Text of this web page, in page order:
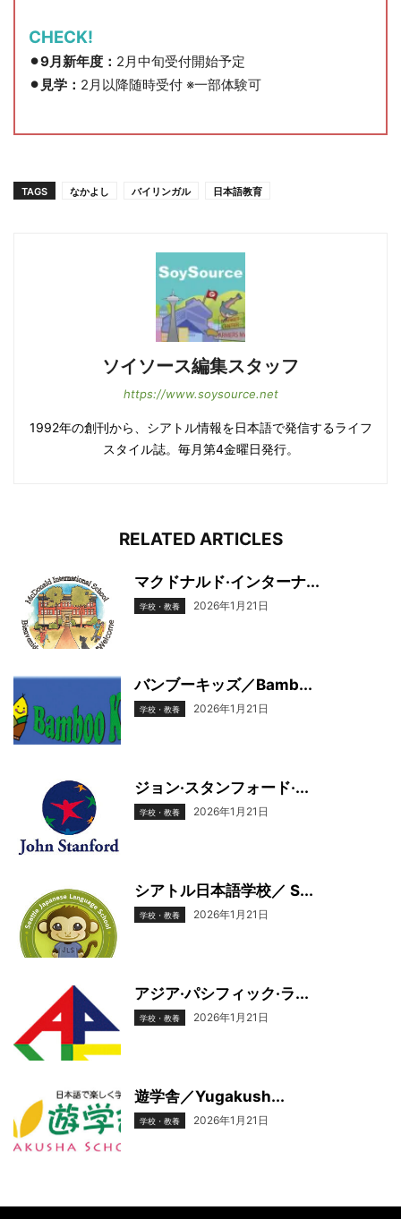
CHECK!
⚫︎9月新年度： 2月中旬受付開始予定
⚫︎見学： 2月以降随時受付 ※一部体験可
TAGS なかよし バイリンガル 日本語教育
ソイソース編集スタッフ
https://www.soysource.net
1992年の創刊から、シアトル情報を日本語で発信するライフ
スタイル誌。毎月第4金曜日発行。
RELATED ARTICLES
マクドナルド·インターナ...
学校・教養 2026年1月21日
バンブーキッズ／Bamb...
学校・教養 2026年1月21日
ジョン·スタンフォード·...
学校・教養 2026年1月21日
シアトル日本語学校／ S...
学校・教養 2026年1月21日
アジア·パシフィック·ラ...
学校・教養 2026年1月21日
遊学舎／Yugakush...
学校・教養 2026年1月21日